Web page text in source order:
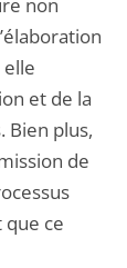
et de la
Bien plus,
de
que ce